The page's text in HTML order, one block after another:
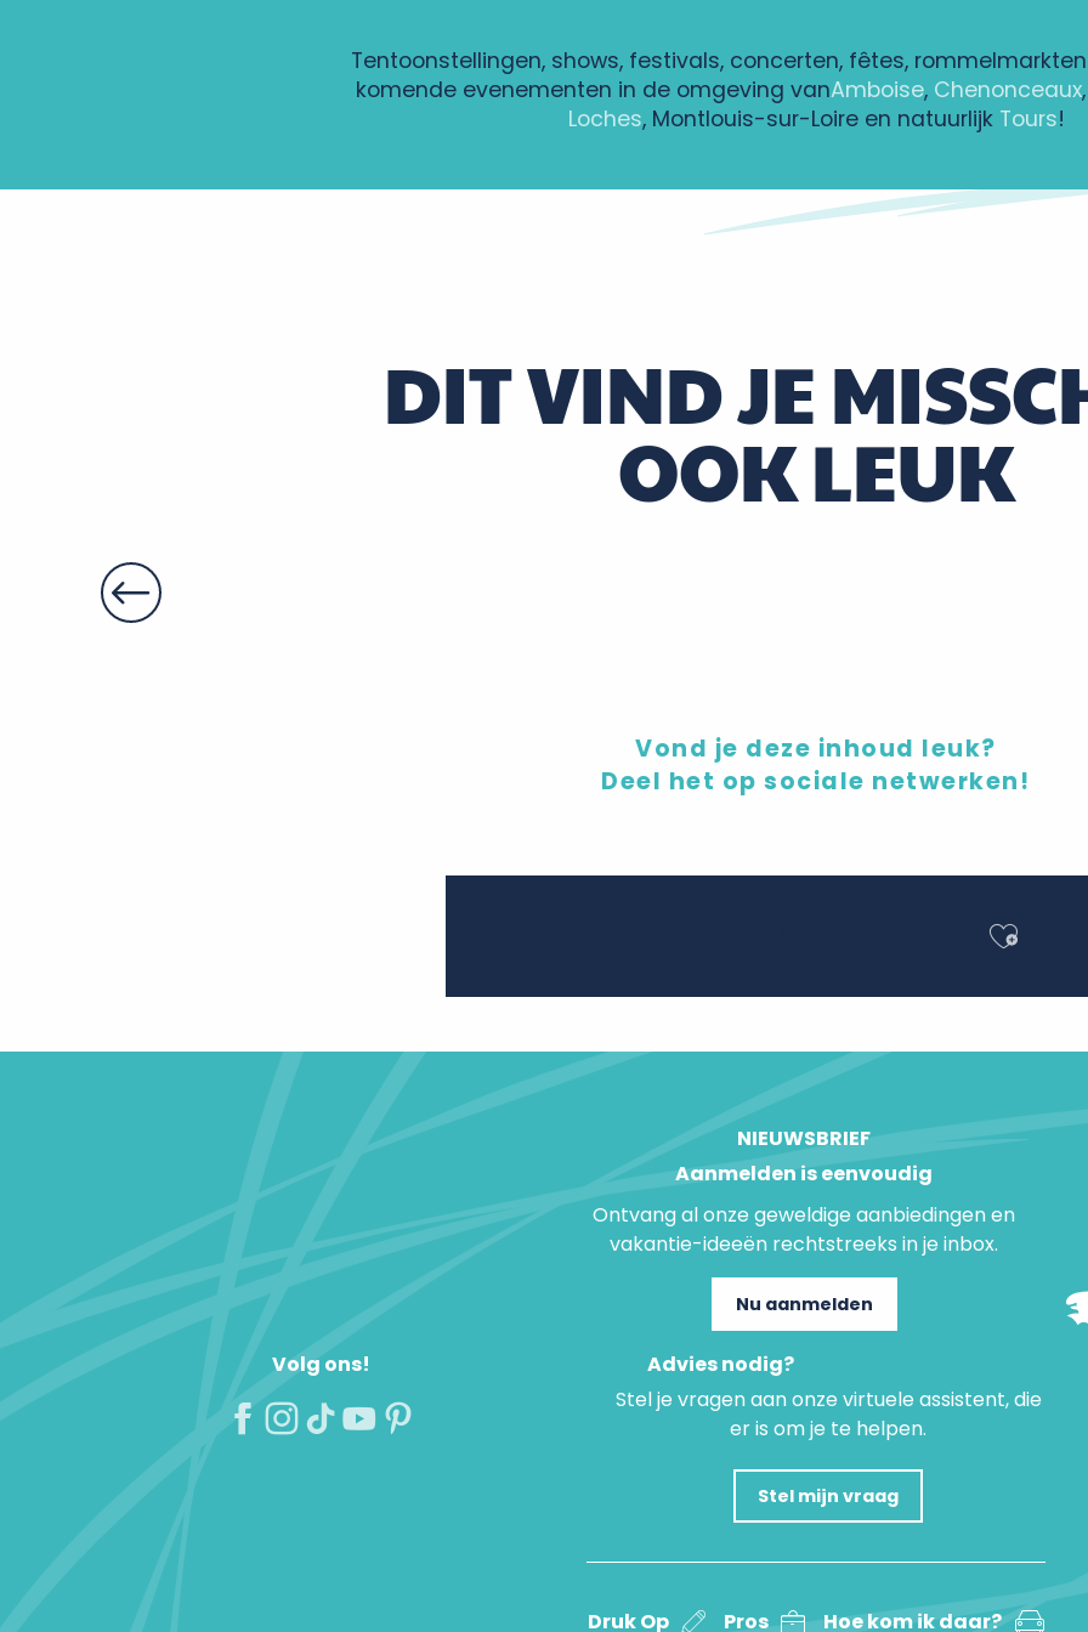
Tentoonstellingen, shows, festivals, concerten, fêtes,
komende evenementen in de omgeving vanAmboise, Chenonceaux,
Loches, Montlouis-sur-Loire en natuurlijk Tours!
Atelier rivière sur la Loire - pêche au coup les pieds dans l'eauDIT VIND JE
OOK LEUK
Vond je deze inhoud leuk?
Deel het op sociale netwerken!
Volg ons!
NIEUWSBRIEF
Aanmelden is eenvoudig
Ontvang al onze geweldige aanbiedingen en
vakantie-ideeën rechtstreeks in je inbox.
Nu aanmelden
Advies nodig?
Stel je vragen aan onze virtuele assistent, die
er is om je te helpen.
Stel mijn vraag
Druk Op Pros Hoe kom ik daar?